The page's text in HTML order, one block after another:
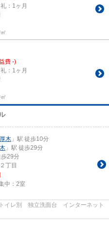
：1ヶ月
費 -)
：1ヶ月
木 」駅 徒歩10分
」駅 徒歩29分
歩29分
２丁目
中： 2室
イレ別 独立洗面台 インターネット